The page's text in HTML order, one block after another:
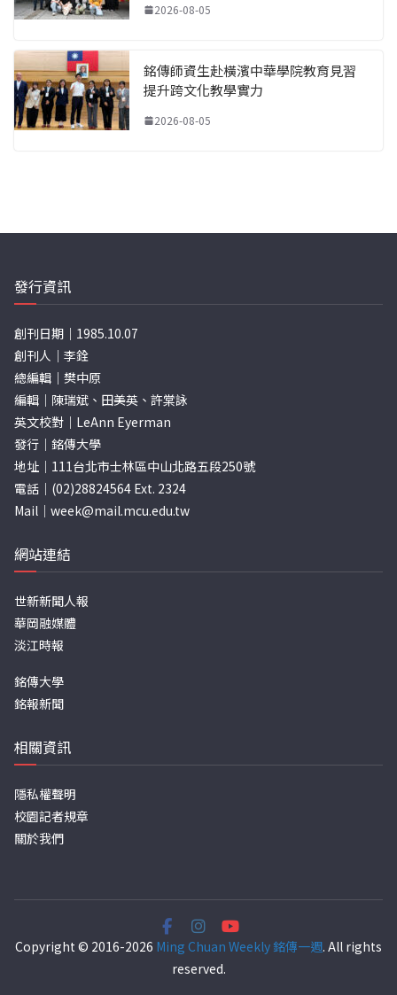
2026-08-05
銘傳師資生赴橫濱中華學院教育見習
提升跨文化教學實力
2026-08-05
發行資訊
創刊日期｜1985.10.07
創刊人｜李銓
總編輯｜樊中原
編輯｜陳瑞斌、田美英、許棠詠
英文校對｜LeAnn Eyerman
發行｜銘傳大學
地址｜111台北市士林區中山北路五段250號
電話｜(02)28824564 Ext. 2324
Mail｜ week@mail.mcu.edu.tw
網站連結
世新新聞人報
華岡融媒體
淡江時報
銘傳大學
銘報新聞
相關資訊
隱私權聲明
校園記者規章
關於我們
Copyright © 2016-2026 Ming Chuan Weekly 銘傳一週. All rights
reserved.